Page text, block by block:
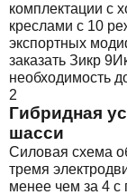
комплектации с
креслами с 10
экспортных
заказать Зикр
необходимость
2
Гибридная
шасси
Силовая схема
тремя
менее чем за 4